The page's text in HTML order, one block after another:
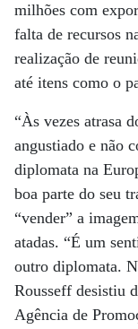
milhões com
falta de recursos
realização de
até itens como o
“Às vezes atrasa
angustiado e não
diplomata na
boa parte do seu
“vender” a
atadas. “É um
outro diplomata.
Rousseff desistiu
Agência de